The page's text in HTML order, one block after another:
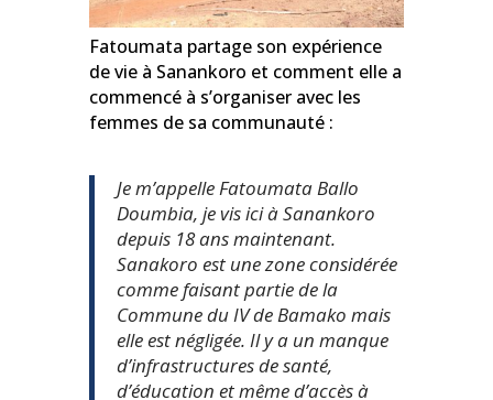
Fatoumata partage son expérience
de vie à Sanankoro et comment elle a
commencé à s’organiser avec les
femmes de sa communauté :
Je m’appelle Fatoumata Ballo
Doumbia, je vis ici à Sanankoro
depuis 18 ans maintenant.
Sanakoro est une zone considérée
comme faisant partie de la
Commune du IV de Bamako mais
elle est négligée. Il y a un manque
d’infrastructures de santé,
d’éducation et même d’accès à